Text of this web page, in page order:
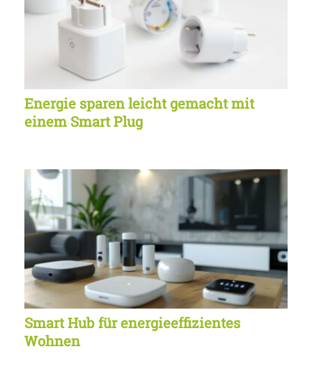
Energie sparen leicht gemacht mit
einem Smart Plug
Smart Hub für energieeffizientes
Wohnen